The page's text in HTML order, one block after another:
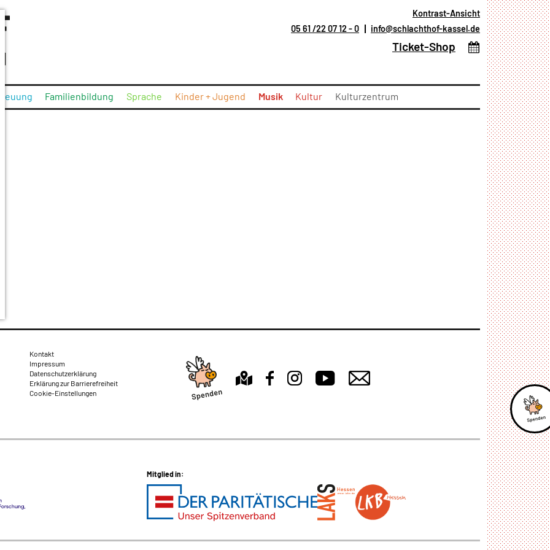
Kontrast-Ansicht
05 61 /22 07 12 - 0
info@schlachthof-kassel.de
Ticket-Shop (öffnet in neuem
Familienbildung Sprache Kinder + Jugend Musik Kultur Kulturzentrum
Rechtliches
Kontakt
Impressum
Datenschutzerklärung
Erklärung zur Barrierefreiheit
Cookie-Einstellungen
Mitglied in: